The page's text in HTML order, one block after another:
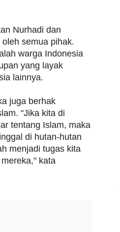
Nurhadi dan
semua pihak.
warga Indonesia
yang layak
lainnya.
juga berhak
"Jika kita di
tentang Islam, maka
di hutan-hutan
menjadi tugas kita
kata